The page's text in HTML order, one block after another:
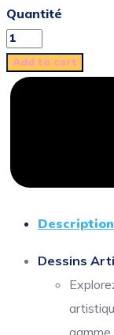
Quantité
Add to cart
Description
Dessins